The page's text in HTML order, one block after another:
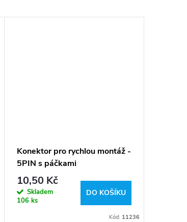
Konektor pro rychlou montáž -
5PIN s páčkami
10,50 Kč
Skladem
106 ks
DO KOŠÍKU
Kód: 11236